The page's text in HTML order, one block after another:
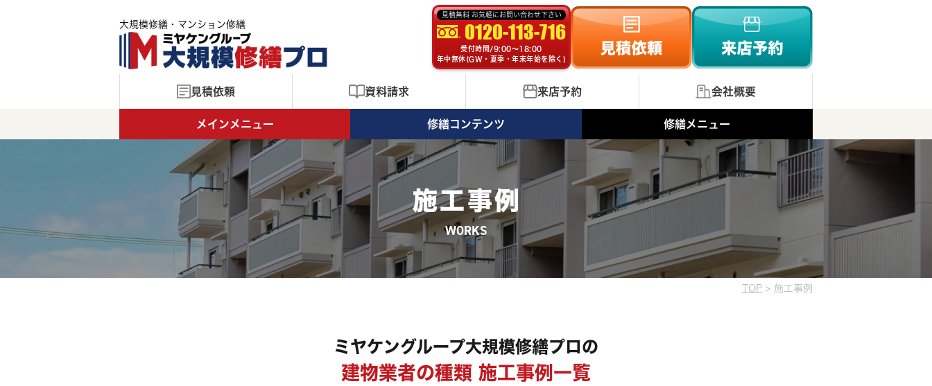
大規模修繕・マンション修繕
見積無料 お気軽にお問い合わせ下さい
0120-113-716
受付時間/9:00～18:00
年中無休(GW・夏季・年末年始を除く)
見積依頼 資料請求 来店予約 会社概要
メインメニュー 修繕コンテンツ 修繕メニュー
施工事例
WORKS
TOP > 施工事例
ミヤケングループ大規模修繕プロの
建物業者の種類 施工事例一覧